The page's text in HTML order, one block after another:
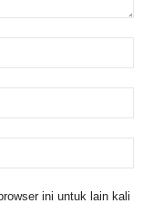
ini untuk lain kali